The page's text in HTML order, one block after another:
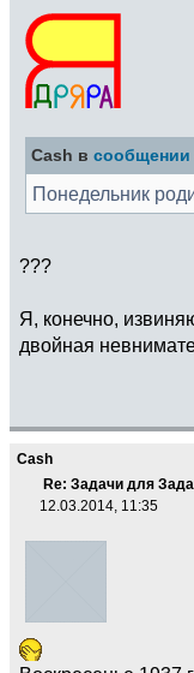
Cash в сообщении
Понедельник
???
Я, конечно,
двойная
Cash
Re: Задачи для
12.03.2014, 11:35